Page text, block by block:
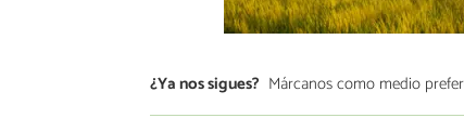
¿Ya nos sigues? Márcanos como medio